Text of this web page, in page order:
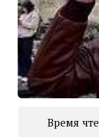
Время